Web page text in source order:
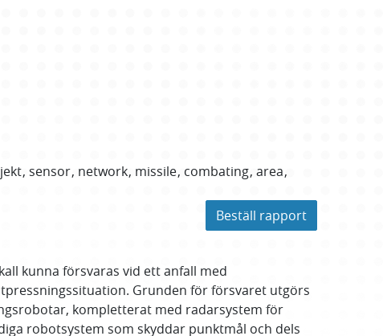
sensor network missile combating area
Beställ rapport
kunna försvaras vid ett anfall med
Grunden för försvaret utgörs
kompletterat med radarsystem för
robotsystem som skyddar punktmål och dels